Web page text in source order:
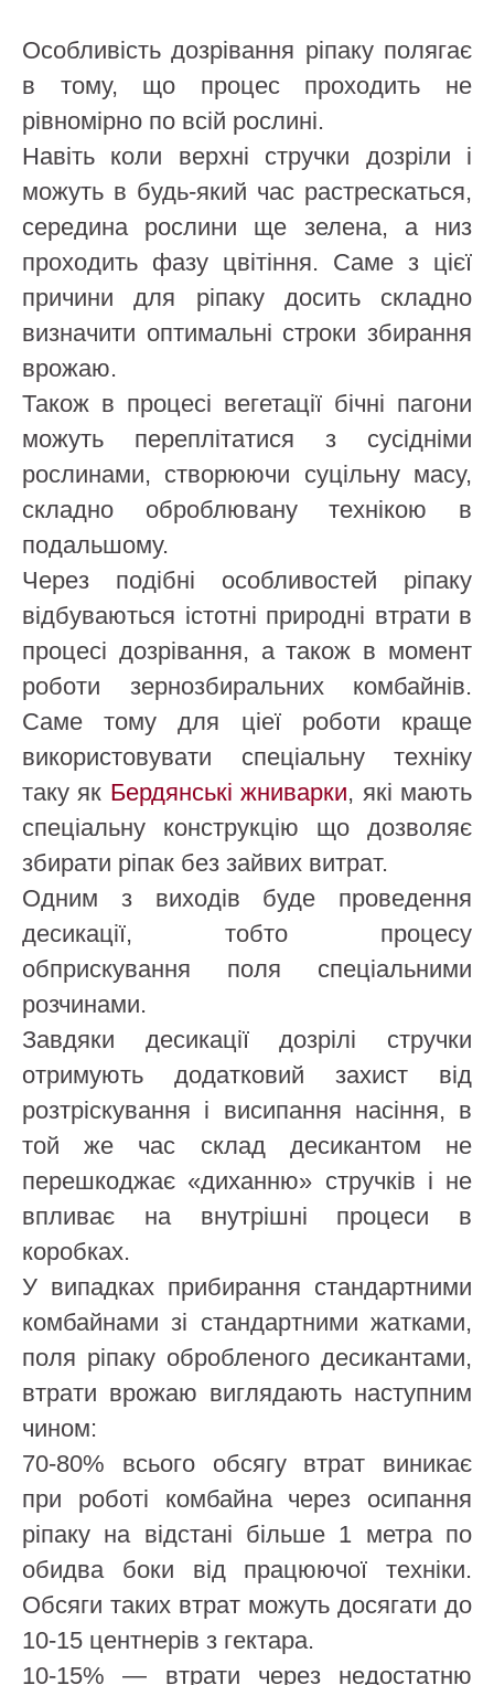
Особливість дозрівання ріпаку полягає
в тому, що процес проходить не
рівномірно по всій рослині.
Навіть коли верхні стручки дозріли і
можуть в будь-який час растрескаться,
середина рослини ще зелена, а низ
проходить фазу цвітіння. Саме з цієї
причини для ріпаку досить складно
визначити оптимальні строки збирання
врожаю.
Також в процесі вегетації бічні пагони
можуть переплітатися з сусідніми
рослинами, створюючи суцільну масу,
складно оброблювану технікою в
подальшому.
Через подібні особливостей ріпаку
відбуваються істотні природні втрати в
процесі дозрівання, а також в момент
роботи зернозбиральних комбайнів.
Саме тому для ціеї роботи краще
використовувати спеціальну техніку
таку як Бердянські жниварки, які мають
спеціальну конструкцію що дозволяє
збирати ріпак без зайвих витрат.
Одним з виходів буде проведення
десикації, тобто процесу
обприскування поля спеціальними
розчинами.
Завдяки десикації дозрілі стручки
отримують додатковий захист від
розтріскування і висипання насіння, в
той же час склад десикантом не
перешкоджає «диханню» стручків і не
впливає на внутрішні процеси в
коробках.
У випадках прибирання стандартними
комбайнами зі стандартними жатками,
поля ріпаку обробленого десикантами,
втрати врожаю виглядають наступним
чином:
70-80% всього обсягу втрат виникає
при роботі комбайна через осипання
ріпаку на відстані більше 1 метра по
обидва боки від працюючої техніки.
Обсяги таких втрат можуть досягати до
10-15 центнерів з гектара.
10-15% — втрати через недостатню